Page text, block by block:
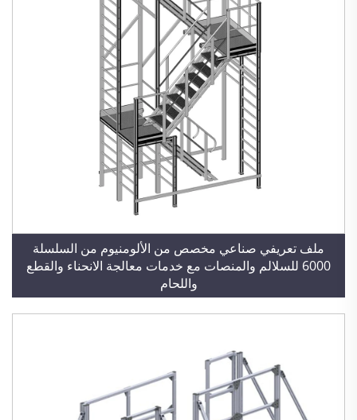
ملف تعريفي صناعي مخصص من الألومنيوم من السلسلة
6000 للسلالم والمنصات مع خدمات معالجة الانحناء والقطع
واللحام